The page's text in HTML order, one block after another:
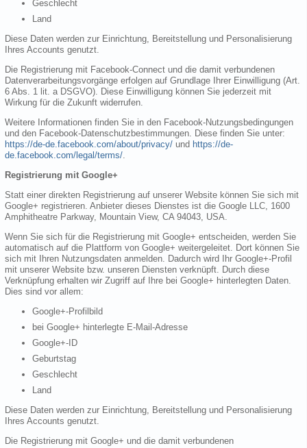
Geschlecht
Land
Diese Daten werden zur Einrichtung, Bereitstellung und Personalisierung
Ihres Accounts genutzt.
Die Registrierung mit Facebook-Connect und die damit verbundenen
Datenverarbeitungsvorgänge erfolgen auf Grundlage Ihrer Einwilligung (Art.
6 Abs. 1 lit. a DSGVO). Diese Einwilligung können Sie jederzeit mit
Wirkung für die Zukunft widerrufen.
Weitere Informationen finden Sie in den Facebook-Nutzungsbedingungen
und den Facebook-Datenschutzbestimmungen. Diese finden Sie unter:
https://de-de.facebook.com/about/privacy/ und https://de-
de.facebook.com/legal/terms/.
Registrierung mit Google+
Statt einer direkten Registrierung auf unserer Website können Sie sich mit
Google+ registrieren. Anbieter dieses Dienstes ist die Google LLC, 1600
Amphitheatre Parkway, Mountain View, CA 94043, USA.
Wenn Sie sich für die Registrierung mit Google+ entscheiden, werden Sie
automatisch auf die Plattform von Google+ weitergeleitet. Dort können Sie
sich mit Ihren Nutzungsdaten anmelden. Dadurch wird Ihr Google+-Profil
mit unserer Website bzw. unseren Diensten verknüpft. Durch diese
Verknüpfung erhalten wir Zugriff auf Ihre bei Google+ hinterlegten Daten.
Dies sind vor allem:
Google+-Profilbild
bei Google+ hinterlegte E-Mail-Adresse
Google+-ID
Geburtstag
Geschlecht
Land
Diese Daten werden zur Einrichtung, Bereitstellung und Personalisierung
Ihres Accounts genutzt.
Die Registrierung mit Google+ und die damit verbundenen